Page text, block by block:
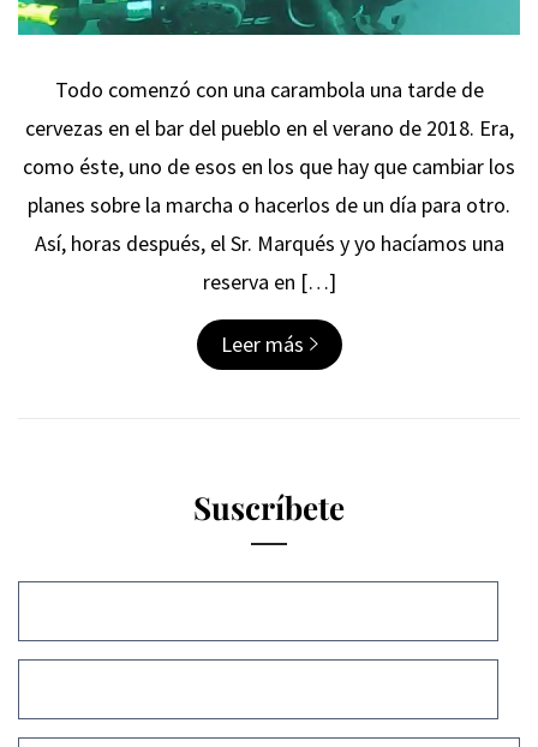
Todo comenzó con una carambola una tarde de
cervezas en el bar del pueblo en el verano de 2018. Era,
como éste, uno de esos en los que hay que cambiar los
planes sobre la marcha o hacerlos de un día para otro.
Así, horas después, el Sr. Marqués y yo hacíamos una
reserva en […]
Leer más
Suscríbete